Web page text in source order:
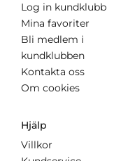
Log in kundklubb
Mina favoriter
Bli medlem i
kundklubben
Kontakta oss
Om cookies
Hjälp
Villkor